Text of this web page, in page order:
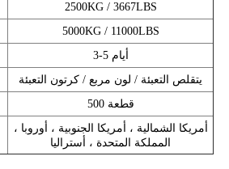
2500KG / 3667LBS
5000KG / 11000LBS
3-5 أيام
يتقلص التعبئة / لون مربع / كرتون التعبئة
500 قطعة
أمريكا الشمالية ، أمريكا الجنوبية ، أوروبا ،
المملكة المتحدة ، أستراليا